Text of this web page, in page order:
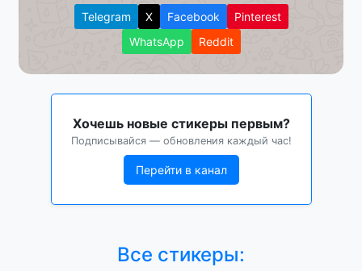
Telegram X Facebook
Pinterest
WhatsApp
Reddit
Хочешь новые стикеры первым?
Подписывайся — обновления каждый час!
Перейти в канал
Все стикеры: